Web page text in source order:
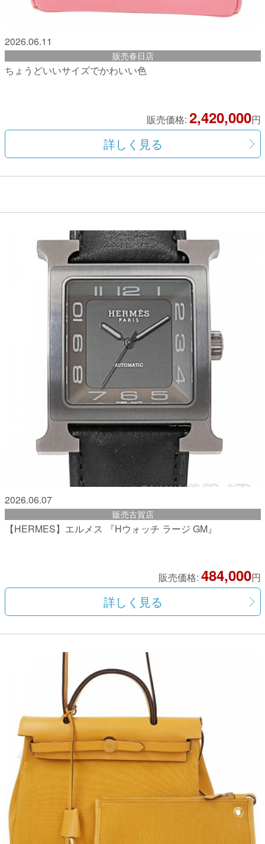
2026.06.11
販売春日店
ちょうどいいサイズでかわいい色
販売価格: 2,420,000円
詳しく見る
2026.06.07
販売古賀店
【HERMES】エルメス 『Hウォッチ ラージ GM』
販売価格: 484,000円
詳しく見る